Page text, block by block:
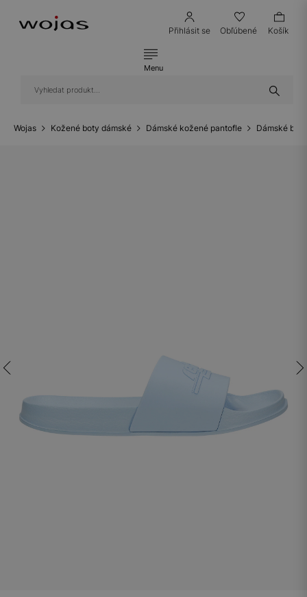
Přihlásit se Obľúbené Košík
Menu
Wojas Kožené boty dámské Dámské kožené pantofle Dámské